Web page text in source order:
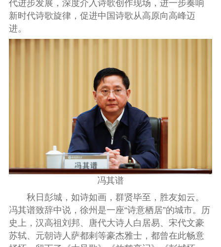
代进步发展，深度介入诗歌创作现场，进一步奏响
新时代诗歌旋律，促进中国诗歌从高原向高峰迈
进。
冯其谱
秋日彭城，如诗如画，群贤毕至，胜友如云。
冯其谱致辞中说，徐州是一座“诗意栖居”的城市。历
史上，汉高祖刘邦、唐代大诗人白居易、宋代文豪
苏轼、元朝诗人萨都剌等豪杰雅士，都曾在此畅意